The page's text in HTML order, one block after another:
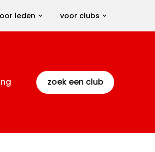
leden voor clubs
zoek een club